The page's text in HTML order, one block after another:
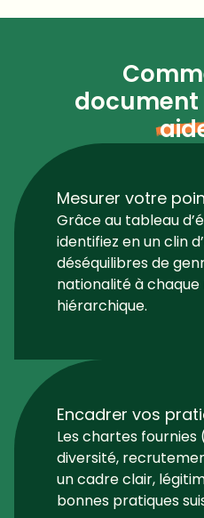
Mesurer votre
Grâce au tableau
identifiez en un clin
déséquilibres de
nationalité à chaque
hiérarchique.
Encadrer vos
Les chartes
diversité,
un cadre clair,
bonnes pratiques